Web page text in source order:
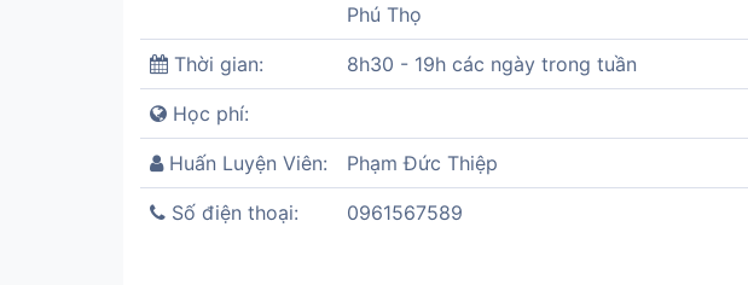
Phú Thọ
Thời gian: 8h30 - 19h các ngày trong tuần
Học phí:
Huấn Luyện Viên: Phạm Đức Thiệp
Số điện thoại: 0961567589